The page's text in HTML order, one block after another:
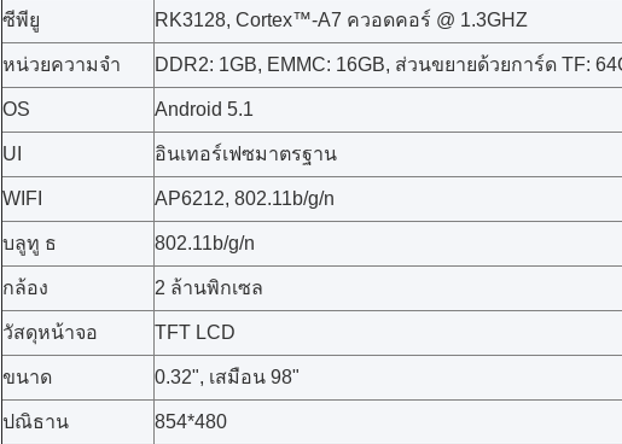
ซีพียู RK3128, Cortex™-A7 ควอดคอร์ @ 1.3GHZ
หน่วยความจำ DDR2: 1GB, EMMC: 16GB, ส่วนขยายด้วยการ์ด TF:
OS Android 5.1
UI อินเทอร์เฟซมาตรฐาน
WIFI AP6212, 802.11b/g/n
บลูทู ธ 802.11b/g/n
กล้อง 2 ล้านพิกเซล
วัสดุหน้าจอ TFT LCD
ขนาด 0.32", เสมือน 98"
ปณิธาน 854*480